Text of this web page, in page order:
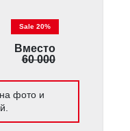
Sale 20%
Вместо
60 000
фото и